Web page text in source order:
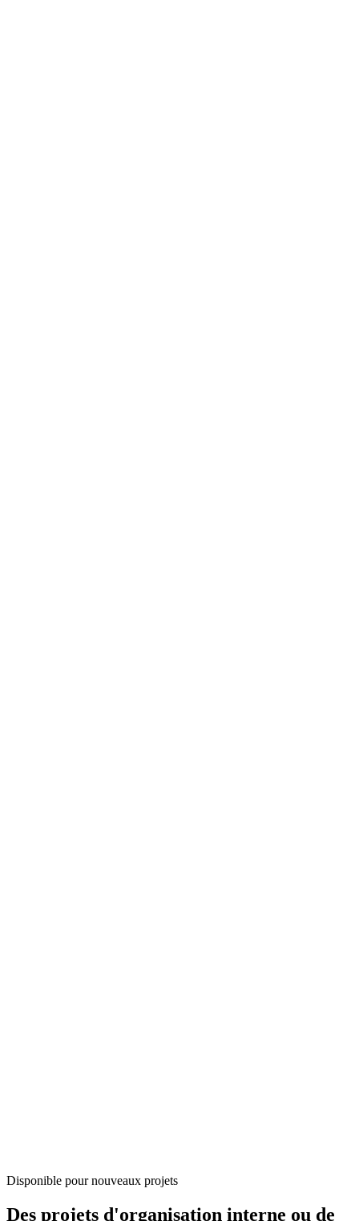
Disponible pour nouveaux projets
Des projets d'organisation interne ou de